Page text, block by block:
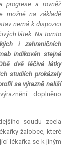
progrese a rovněž
možné na základě
nemá k dispozici
látek. Na tomto
i zahraničních
indikován stejné
dvě léčivé látky
studiích prokázaly
se výrazně neliší
doplněno
soudu zcela
žalobce, které
lékařka se k jiným